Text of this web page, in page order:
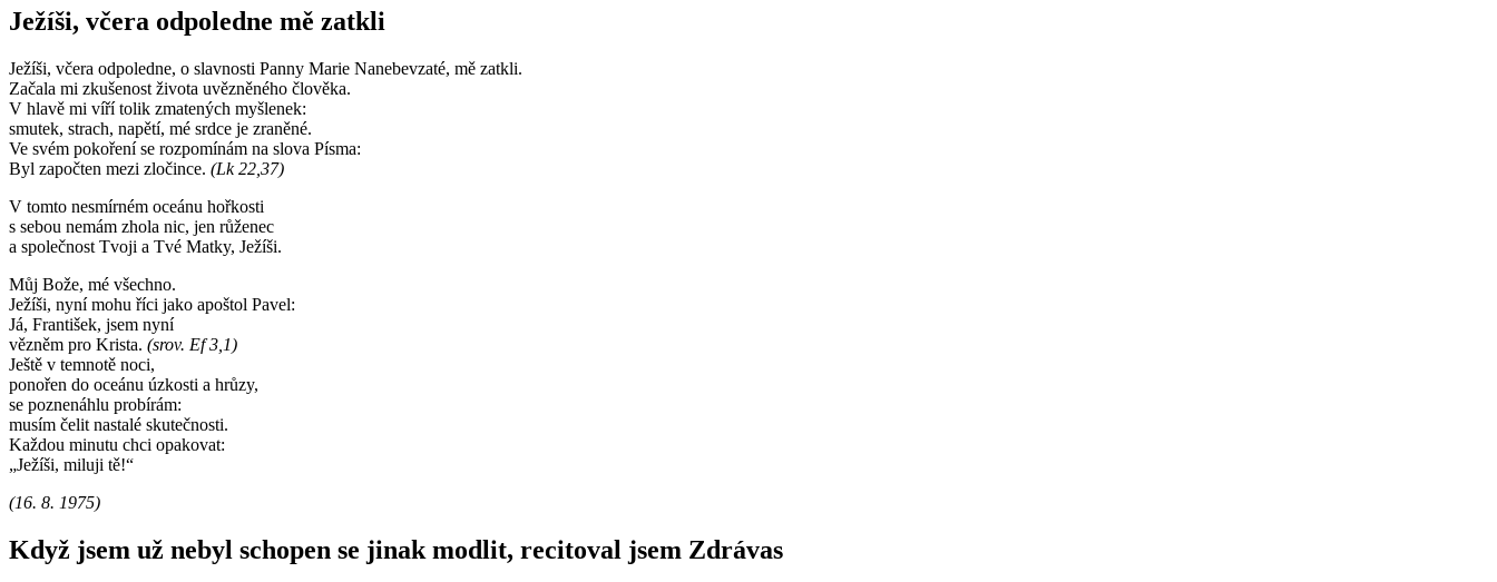
Je­ží­ši, včera od­po­led­ne mě za­tkli
Je­ží­ši, včera od­po­led­ne, o slav­nos­ti Panny Marie Na­ne­be­vza­té, mě za­tkli.
Za­ča­la mi zku­še­nost ži­vo­ta uvěz­ně­né­ho člo­vě­ka.
V hlavě mi víří tolik zma­te­ných myš­le­nek:
smu­tek, strach, na­pě­tí, mé srdce je zra­ně­né.
Ve svém po­ko­ře­ní se roz­po­mí­nám na slova Písma:
Byl za­poč­ten mezi zlo­čin­ce. (Lk 22,37)
V tomto ne­smír­ném oce­á­nu hoř­kos­ti
s sebou nemám zhola nic, jen rů­že­nec
a spo­leč­nost Tvoji a Tvé Matky, Je­ží­ši.
Můj Bože, mé všech­no.
Je­ží­ši, nyní mohu říci jako apoš­tol Pavel:
Já, Fran­ti­šek, jsem nyní
věz­něm pro Kris­ta. (srov. Ef 3,1)
Ještě v tem­no­tě noci,
po­no­řen do oce­á­nu úz­kos­ti a hrůzy,
se po­zne­náh­lu pro­bí­rám:
musím čelit na­sta­lé sku­teč­nos­ti.
Kaž­dou mi­nu­tu chci opa­ko­vat:
„Je­ží­ši, mi­lu­ji tě!“
(16. 8. 1975)
Když jsem už nebyl scho­pen se jinak mod­lit, re­ci­to­val jsem Zdrá­vas